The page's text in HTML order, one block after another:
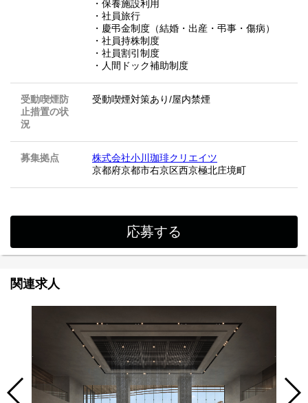
・保養施設利用
・社員旅行
・慶弔金制度（結婚・出産・弔事・傷病）
・社員持株制度
・社員割引制度
・人間ドック補助制度
受動喫煙防
止措置の状
況
受動喫煙対策あり/屋内禁煙
募集拠点
株式会社小川珈琲クリエイツ
京都府京都市右京区西京極北庄境町
応募する
関連求人